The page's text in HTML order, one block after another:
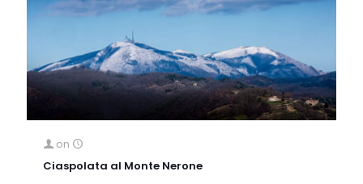
on
Ciaspolata al Monte Nerone